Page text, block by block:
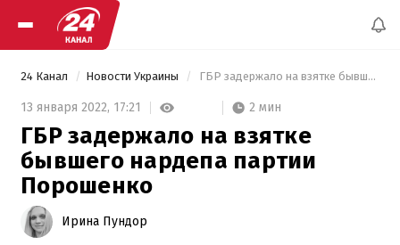
24 Канал Новости Украины ГБР задержало на взятке бывшего нардепа партии Порошенко
13 января 2022, 17:21 2 мин
ГБР задержало на взятке
бывшего нардепа партии
Порошенко
Ирина Пундор